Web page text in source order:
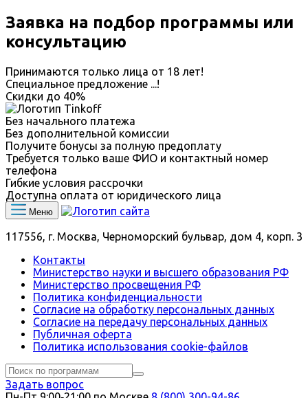
Заявка на подбор программы или
консультацию
Принимаются только лица от 18 лет!
Специальное предложение ...!
Скидки до 40%
Без начального платежа
Без дополнительной комиссии
Получите бонусы за полную предоплату
Требуется только ваше ФИО и контактный номер
телефона
Гибкие условия рассрочки
Доступна оплата от юридического лица
Меню
117556, г. Москва, Черноморский бульвар, дом 4, корп. 3
Контакты
Министерство науки и высшего образования РФ
Министерство просвещения РФ
Политика конфиденциальности
Согласие на обработку персональных данных
Согласие на передачу персональных данных
Публичная оферта
Политика использования сookie-файлов
Задать вопрос